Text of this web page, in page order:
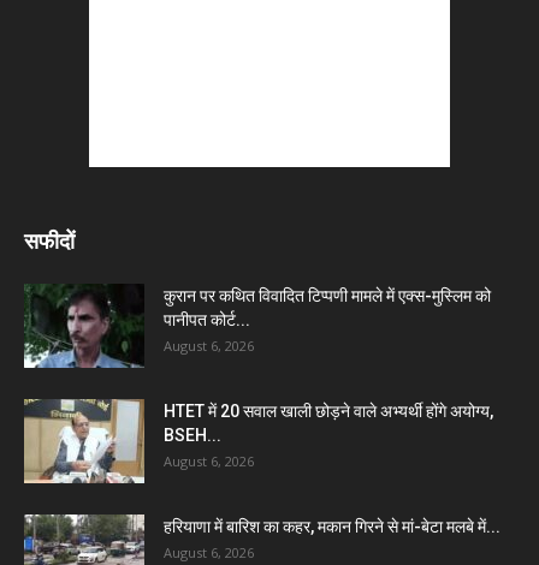
सफीदों
कुरान पर कथित विवादित टिप्पणी मामले में एक्स-मुस्लिम को
पानीपत कोर्ट...
August 6, 2026
HTET में 20 सवाल खाली छोड़ने वाले अभ्यर्थी होंगे अयोग्य,
BSEH...
August 6, 2026
हरियाणा में बारिश का कहर, मकान गिरने से मां-बेटा मलबे में...
August 6, 2026